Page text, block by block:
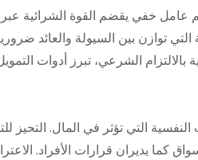
خفي يقضم القوة الشرائية
التي توازن بين السيولة
بالالتزام الشرعي، تبرز أدوات
التي تؤثر في المال.
كما يديران قرارات الأفراد.